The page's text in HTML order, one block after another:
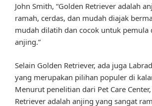
John Smith, “Golden Retriever adalah
ramah, cerdas, dan mudah diajak
mudah dilatih dan cocok untuk pemula
anjing.”
Selain Golden Retriever, ada juga
yang merupakan pilihan populer di
Menurut penelitian dari Pet Care
Retriever adalah anjing yang sangat